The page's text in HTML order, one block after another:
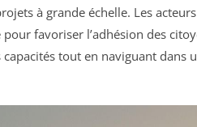
à grande échelle. Les
pour favoriser l’adhésion des
tout en naviguant dans